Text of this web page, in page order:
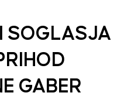
SOGLASJA
GABER